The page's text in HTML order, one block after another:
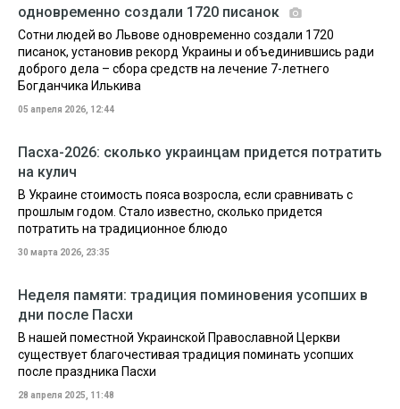
одновременно создали 1720 писанок
Сотни людей во Львове одновременно создали 1720
писанок, установив рекорд Украины и объединившись ради
доброго дела – сбора средств на лечение 7-летнего
Богданчика Илькива
05 апреля 2026, 12:44
Пасха-2026: сколько украинцам придется потратить
на кулич
В Украине стоимость пояса возросла, если сравнивать с
прошлым годом. Стало известно, сколько придется
потратить на традиционное блюдо
30 марта 2026, 23:35
Неделя памяти: традиция поминовения усопших в
дни после Пасхи
В нашей поместной Украинской Православной Церкви
существует благочестивая традиция поминать усопших
после праздника Пасхи
28 апреля 2025, 11:48